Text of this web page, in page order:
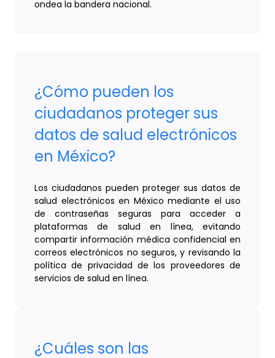
ondea la bandera nacional.
¿Cómo pueden los
ciudadanos proteger sus
datos de salud electrónicos
en México?
Los ciudadanos pueden proteger sus datos de
salud electrónicos en México mediante el uso
de contraseñas seguras para acceder a
plataformas de salud en línea, evitando
compartir información médica confidencial en
correos electrónicos no seguros, y revisando la
política de privacidad de los proveedores de
servicios de salud en línea.
¿Cuáles son las